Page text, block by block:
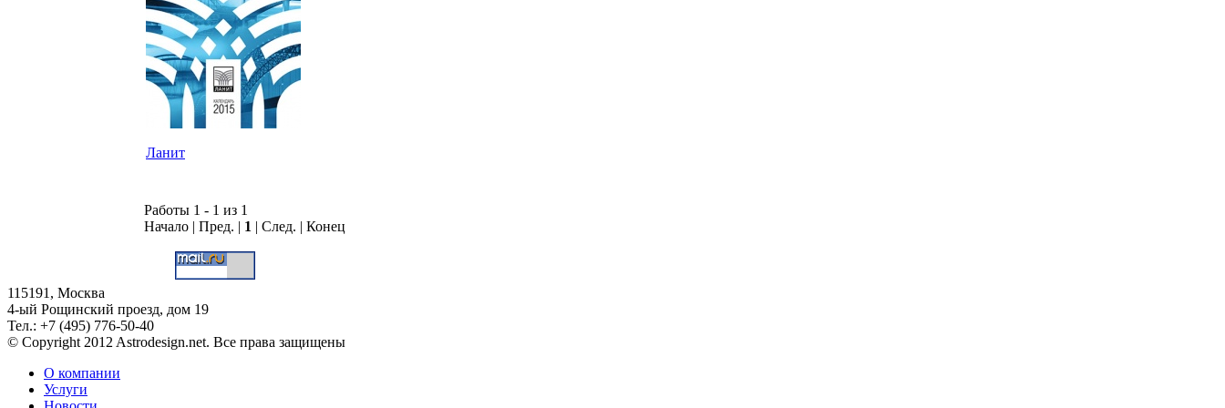
Ланит
Работы 1 - 1 из 1
Начало | Пред. | 1 | След. | Конец
115191, Москва
4-ый Рощинский проезд, дом 19
Тел.: +7 (495) 776-50-40
© Copyright 2012 Astrodesign.net. Все права защищены
О компании
Услуги